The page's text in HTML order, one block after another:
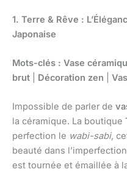
1. Terre & Rêve :
Japonaise
Mots-clés : Vase
brut
Décoration zen
Impossible de parler de
la céramique. La boutique
perfection le wabi-sabi,
beauté dans
est tournée et émaillée à